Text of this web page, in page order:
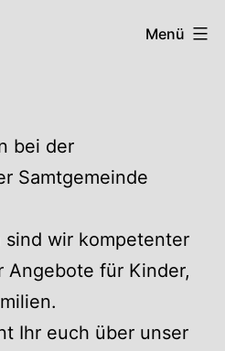
Menü
bei der
Samtgemeinde
wir kompetenter
Angebote für Kinder,
Ihr euch über unser